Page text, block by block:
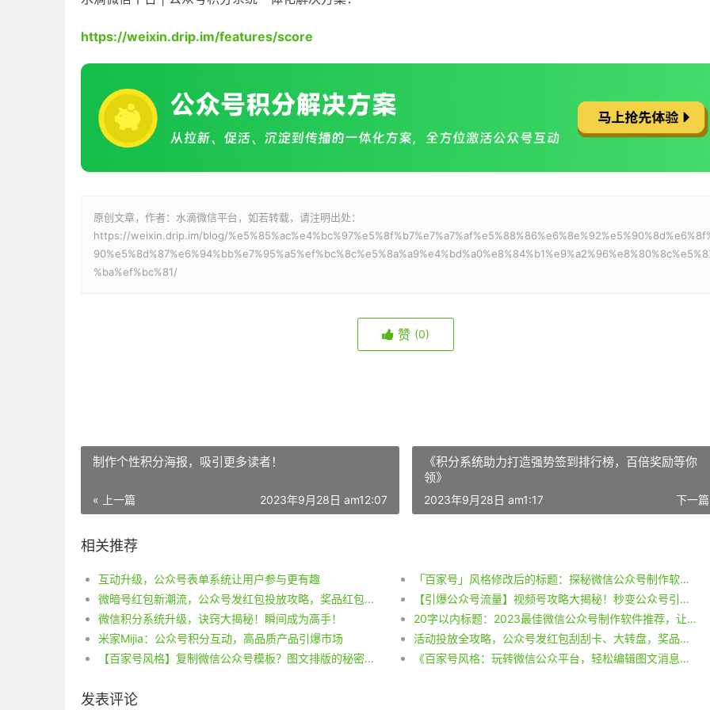
https://weixin.drip.im/features/score
原创文章，作者：水滴微信平台，如若转载，请注明出处：
https://weixin.drip.im/blog/
%ba%ef%bc%81/
赞 (0)
制作个性积分海报，吸引更多读者！
« 上一篇 2023年9月28日 am12:07
《积分系统助力打造强势签到排行榜，百倍奖励等你
领》
下一
2023年9月28日 am1:17
相关推荐
互动升级，公众号表单系统让用户参与更有趣
「百家号」风格修改后的标题：探秘微信公众号制作软件之优选，打造精美排版技巧解析
微暗号红包新潮流，公众号发红包投放攻略，奖品红包自动发放流程解析！
【引爆公众号流量】视频号攻略大揭秘！秒变公众号引流利器！
微信积分系统升级，诀窍大揭秘！瞬间成为高手！
20字以内标题：2023最佳微信公众号制作软件推荐，让你的公众号排版更出众！
米家Mijia：公众号积分互动，高品质产品引爆市场
活动投放全攻略，公众号发红包刮刮卡、大转盘，奖品红包系统自动发放！
【百家号风格】复制微信公众号模板？图文排版的秘密揭晓！
《百家号风格：玩转微信公众平台，轻松编辑图文消息！》 《百家号攻略：精通微信公众号文章编辑技巧！》
发表评论